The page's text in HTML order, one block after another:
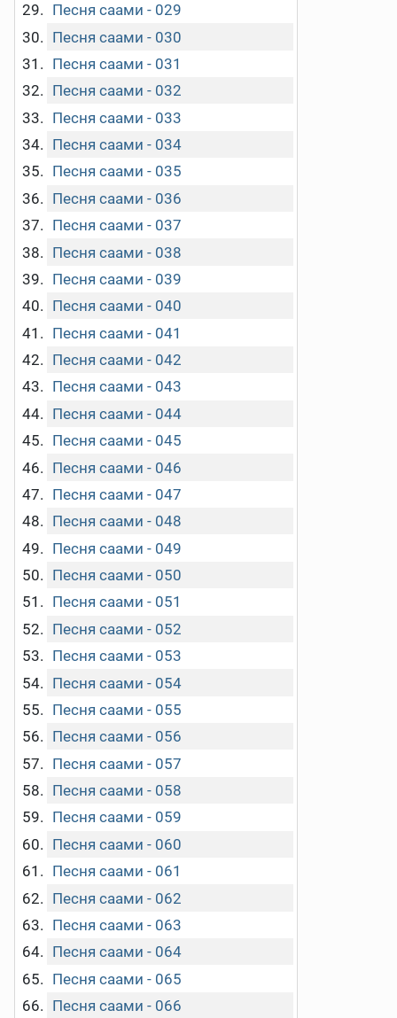
Песня саами - 029
Песня саами - 030
Песня саами - 031
Песня саами - 032
Песня саами - 033
Песня саами - 034
Песня саами - 035
Песня саами - 036
Песня саами - 037
Песня саами - 038
Песня саами - 039
Песня саами - 040
Песня саами - 041
Песня саами - 042
Песня саами - 043
Песня саами - 044
Песня саами - 045
Песня саами - 046
Песня саами - 047
Песня саами - 048
Песня саами - 049
Песня саами - 050
Песня саами - 051
Песня саами - 052
Песня саами - 053
Песня саами - 054
Песня саами - 055
Песня саами - 056
Песня саами - 057
Песня саами - 058
Песня саами - 059
Песня саами - 060
Песня саами - 061
Песня саами - 062
Песня саами - 063
Песня саами - 064
Песня саами - 065
Песня саами - 066